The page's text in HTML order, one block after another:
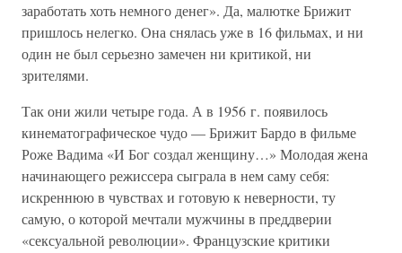
заработать хоть немного денег». Да, малютке Брижит
пришлось нелегко. Она снялась уже в 16 фильмах, и ни
один не был серьезно замечен ни критикой, ни
зрителями.
Так они жили четыре года. А в 1956 г. появилось
кинематографическое чудо — Брижит Бардо в фильме
Роже Вадима «И Бог создал женщину…» Молодая жена
начинающего режиссера сыграла в нем саму себя:
искреннюю в чувствах и готовую к неверности, ту
самую, о которой мечтали мужчины в преддверии
«сексуальной революции». Французские критики